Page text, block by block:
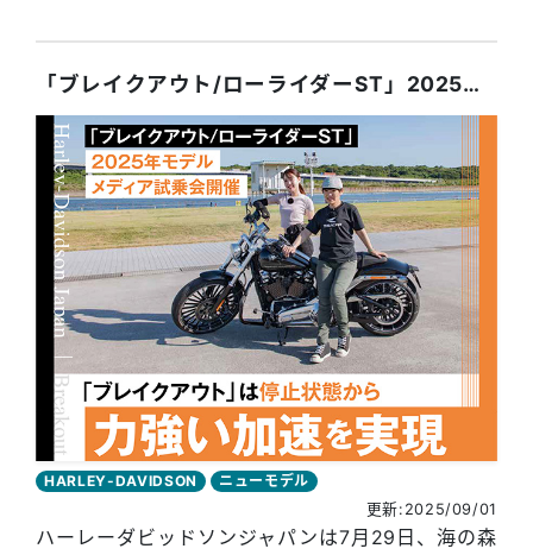
HARLEY-DAVIDSON
ニューモデル
更新:2025/09/01
「ブレイクアウト/ローライダーST」2025年モデルメディア試乗会開催
ハーレーダビッドソンジャパンは7月29日、海の森